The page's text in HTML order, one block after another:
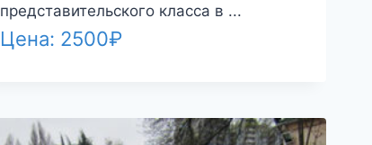
представительского класса в ...
Цена: 2500₽